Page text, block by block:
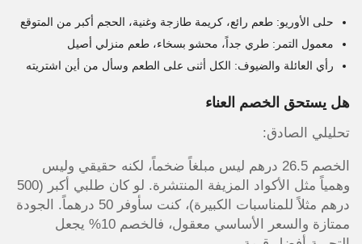
حلى الأوريو: طعم رائع، كريمة طازجة وغنية، الحجم أكبر من المتوقع
معمول التمر: طري جداً، محشو بسخاء، طعم منزلي أصيل
رأي العائلة والضيوف: الكل أثنى على الطعم وسأل من أين اشتريته
هل يستحق الخصم العناء
تحليلي الصادق:
الخصم 26.5 درهم ليس مبلغاً ضخماً، لكنه حقيقي وليس
وهمياً مثل الأكواد المزيفة المنتشرة. لو كان طلبي أكبر (500
درهم مثلاً للمناسبات الكبيرة)، كنت سأوفر 50 درهماً. الجودة
ممتازة والسعر الأساسي معقول، فالخصم 10% يجعل